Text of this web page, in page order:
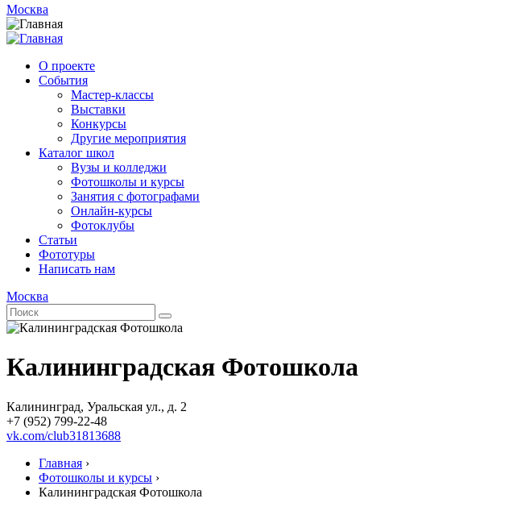
Москва
О проекте
События
Мастер-классы
Выставки
Конкурсы
Другие мероприятия
Каталог школ
Вузы и колледжи
Фотошколы и курсы
Занятия с фотографами
Онлайн-курсы
Фотоклубы
Статьи
Фототуры
Написать нам
Москва
Калининградская Фотошкола
Калининград, Уральская ул., д. 2
+7 (952) 799-22-48
vk.com/club31813688
Главная ›
Фотошколы и курсы ›
Калининградская Фотошкола